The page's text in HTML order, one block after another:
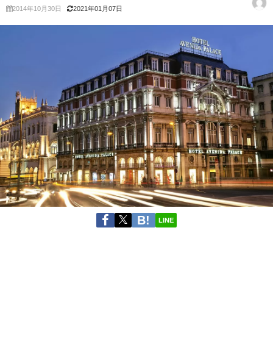
2014年10月30日 2021年01月07日
LINE